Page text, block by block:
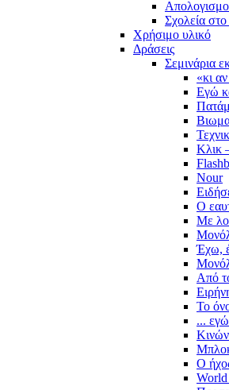
Σχολεία
Χρήσιμο υλικό
Δράσεις
Σεμινάρια
«κι
Εγώ
Κλικ
Nour
Ο
Με
Έχω,
Από
Το
...
Ο
World